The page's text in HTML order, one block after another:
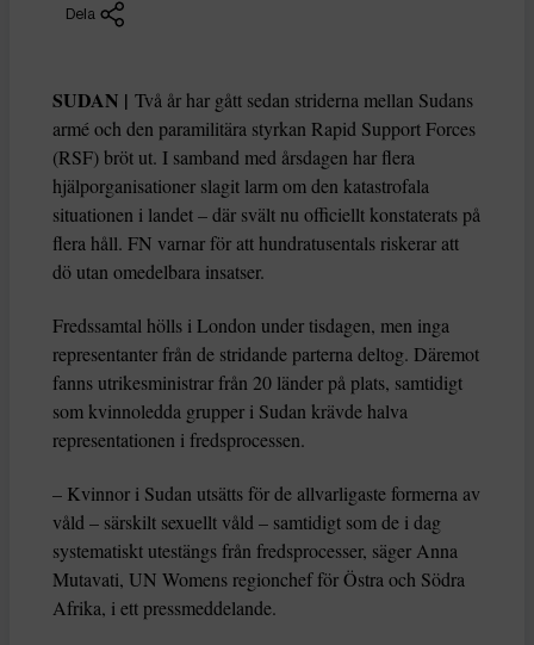
Dela
SUDAN | Två år har gått sedan striderna mellan Sudans
armé och den paramilitära styrkan Rapid Support Forces
(RSF) bröt ut. I samband med årsdagen har flera
hjälporganisationer slagit larm om den katastrofala
situationen i landet – där svält nu officiellt konstaterats på
flera håll. FN varnar för att hundratusentals riskerar att
dö utan omedelbara insatser.
Fredssamtal hölls i London under tisdagen, men inga
representanter från de stridande parterna deltog. Däremot
fanns utrikesministrar från 20 länder på plats, samtidigt
som kvinnoledda grupper i Sudan krävde halva
representationen i fredsprocessen.
– Kvinnor i Sudan utsätts för de allvarligaste formerna av
våld – särskilt sexuellt våld – samtidigt som de i dag
systematiskt utestängs från fredsprocesser, säger Anna
Mutavati, UN Womens regionchef för Östra och Södra
Afrika, i ett pressmeddelande.